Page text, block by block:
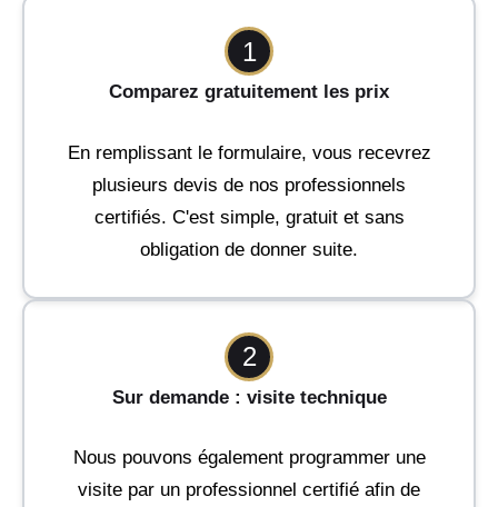
1
Comparez gratuitement les prix
En remplissant le formulaire, vous recevrez
plusieurs devis de nos professionnels
certifiés. C'est simple, gratuit et sans
obligation de donner suite.
2
Sur demande : visite technique
Nous pouvons également programmer une
visite par un professionnel certifié afin de